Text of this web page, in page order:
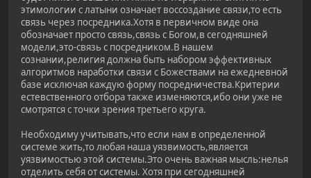
этимологии с латыни означает воссоздание связи,то есть
связь через посредника.Хотя в первичном виде она
обозначает просто связь,связь с Богом,в сегодняшней
модели,это-связь с посредником.В нашем
сознании,религия должна быть набором эффективных
алгоритмов наработки связи с Божествами на ежедневной
базе исключая каждую форму посредничества.Критерии
естевственного отбора также изменяются,ибо они уже не
смотрятся с точки зрения третьего круга.
Необходиму учитывать,что если нам в определенной
системе жить,то любая наша уязвимость,является
уязвимостью этой системы.Это очень важная мысль:нелья
отделить себя от системы. Хотя при сегодняшней